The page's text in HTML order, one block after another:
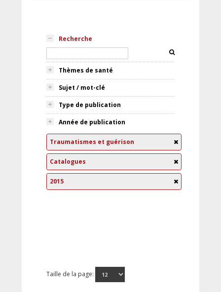
Recherche
Thèmes de santé
Sujet / mot-clé
Type de publication
Année de publication
Traumatismes et guérison
Catalogues
2015
Taille de la page: